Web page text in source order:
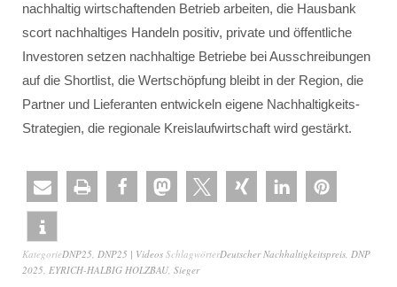
nachhaltig wirtschaftenden Betrieb arbeiten, die Hausbank
scort nachhaltiges Handeln positiv, private und öffentliche
Investoren setzen nachhaltige Betriebe bei Ausschreibungen
auf die Shortlist, die Wertschöpfung bleibt in der Region, die
Partner und Lieferanten entwickeln eigene Nachhaltigkeits-
Strategien, die regionale Kreislaufwirtschaft wird gestärkt.
KategorieDNP25, DNP25 | Videos SchlagwörterDeutscher Nachhaltigkeitspreis, DNP
2025, EYRICH-HALBIG HOLZBAU, Sieger